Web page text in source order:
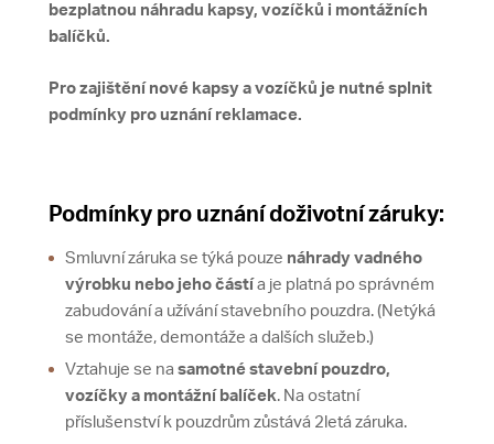
bezplatnou náhradu kapsy, vozíčků i montážních
balíčků.
Pro zajištění nové kapsy a vozíčků je nutné splnit
podmínky pro uznání reklamace.
Podmínky pro uznání doživotní záruky:
Smluvní záruka se týká pouze náhrady vadného
výrobku nebo jeho částía je platná po správném
zabudování a užívání stavebního pouzdra. (Netýká
se montáže, demontáže a dalších služeb.)
Vztahuje se na samotné stavební pouzdro,
vozíčky a montážní balíček. Na ostatní
příslušenství k pouzdrům zůstává 2letá záruka.